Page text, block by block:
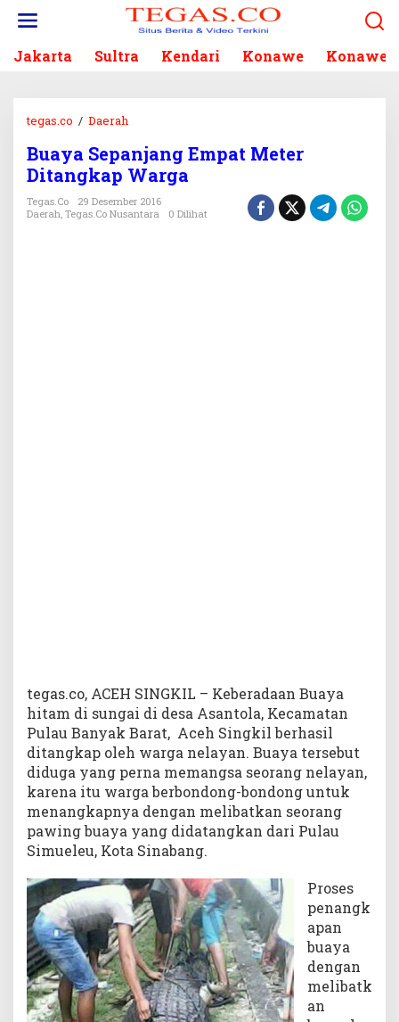
Jakarta Sultra Kendari Konawe Konawe
tegas.co / Daerah
a
y
S
p
W
a
r
g
a
Buaya Sepanjang Empat Meter
Ditangkap Warga
Tegas.co
29 Desember 2016
Daerah, Tegas.co Nusantara 0 Dilihat
tegas.co, ACEH SINGKIL – Keberadaan Buaya
hitam di sungai di desa Asantola, Kecamatan
Pulau Banyak Barat, Aceh Singkil berhasil
ditangkap oleh warga nelayan. Buaya tersebut
diduga yang perna memangsa seorang nelayan,
karena itu warga berbondong-bondong untuk
menangkapnya dengan melibatkan seorang
pawing buaya yang didatangkan dari Pulau
Simueleu, Kota Sinabang.
Proses
penangk
apan
buaya
dengan
melibatk
an